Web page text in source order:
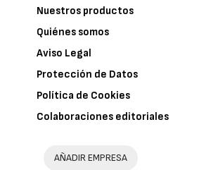
Nuestros productos
Quiénes somos
Aviso Legal
Protección de Datos
Política de Cookies
Colaboraciones editoriales
AÑADIR EMPRESA